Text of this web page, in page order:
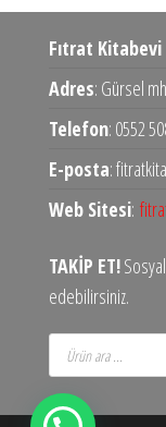
Fıtrat Kitabevi
Adres: Gürsel
Telefon: 0552
E-posta:
Web Sitesi:
TAKİP ET!
edebilirsiniz.
Products
search